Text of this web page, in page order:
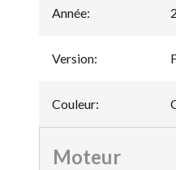
Année:
Version:
Couleur:
Moteur